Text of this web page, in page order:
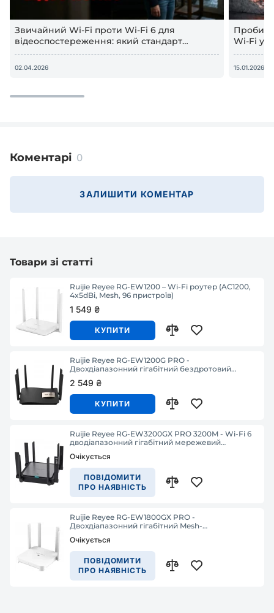
Звичайний Wi-Fi проти Wi-Fi 6 для
відеоспостереження: який стандарт
забезпечує стабільний сигнал
02.04.2026
Wi-Fi у
2026)
15.01.2026
Коментарі 0
ЗАЛИШИТИ КОМЕНТАР
Товари зі статті
Ruijie Reyee RG-EW1200 – Wi-Fi роутер (AC1200,
4x5dBi, Mesh, 96 пристроїв)
1 549 ₴
КУПИТИ
Ruijie Reyee RG-EW1200G PRO -
Двохдіапазонний гігабітний бездротовий
маршрутизатор
2 549 ₴
КУПИТИ
Ruijie Reyee RG-EW3200GX PRO 3200M - Wi-Fi 6
дводіапазонний гігабітний мережевий
Очікується
ПОВІДОМИТИ
ПРО НАЯВНІСТЬ
Ruijie Reyee RG-EW1800GX PRO -
Двохдіапазонний гігабітний Mesh-
Очікується
ПОВІДОМИТИ
ПРО НАЯВНІСТЬ